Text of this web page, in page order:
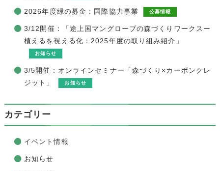
2026年度緑の募金：国際協力事業 公募情報
3/12開催：「途上国マングローブの森づくりワークスー
植えるを視える化：2025年度の取り組み紹介」
お知らせ
3/5開催：オンラインセミナー「森づくり×カーボンクレ
ジット」
お知らせ
カテゴリー
イベント情報
お知らせ